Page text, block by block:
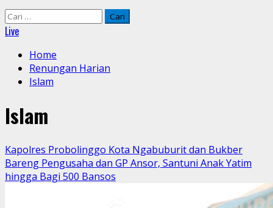
Cari
untuk:
Live
Home
Renungan Harian
Islam
Islam
Kapolres Probolinggo Kota Ngabuburit dan Bukber
Bareng Pengusaha dan GP Ansor, Santuni Anak Yatim
hingga Bagi 500 Bansos